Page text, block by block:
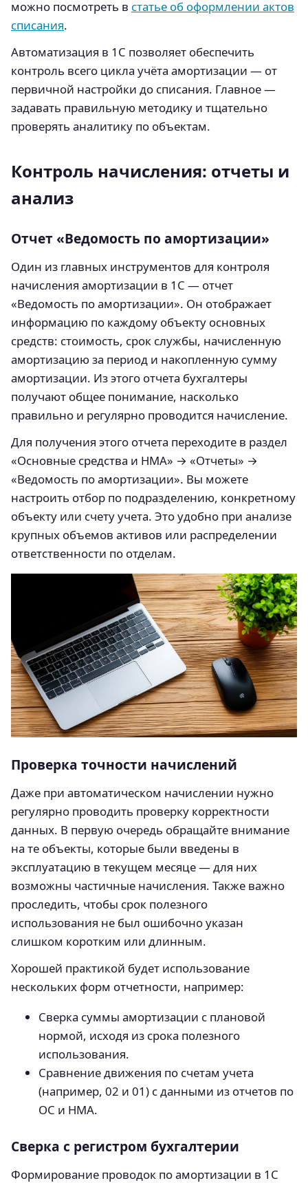
можно посмотреть в статье об оформлении актов
списания.
Автоматизация в 1С позволяет обеспечить
контроль всего цикла учёта амортизации — от
первичной настройки до списания. Главное —
задавать правильную методику и тщательно
проверять аналитику по объектам.
Контроль начисления: отчеты и
анализ
Отчет «Ведомость по амортизации»
Один из главных инструментов для контроля
начисления амортизации в 1С — отчет
«Ведомость по амортизации». Он отображает
информацию по каждому объекту основных
средств: стоимость, срок службы, начисленную
амортизацию за период и накопленную сумму
амортизации. Из этого отчета бухгалтеры
получают общее понимание, насколько
правильно и регулярно проводится начисление.
Для получения этого отчета переходите в раздел
«Основные средства и НМА» → «Отчеты» →
«Ведомость по амортизации». Вы можете
настроить отбор по подразделению, конкретному
объекту или счету учета. Это удобно при анализе
крупных объемов активов или распределении
ответственности по отделам.
Проверка точности начислений
Даже при автоматическом начислении нужно
регулярно проводить проверку корректности
данных. В первую очередь обращайте внимание
на те объекты, которые были введены в
эксплуатацию в текущем месяце — для них
возможны частичные начисления. Также важно
проследить, чтобы срок полезного
использования не был ошибочно указан
слишком коротким или длинным.
Хорошей практикой будет использование
нескольких форм отчетности, например:
Сверка суммы амортизации с плановой
нормой, исходя из срока полезного
использования.
Сравнение движения по счетам учета
(например, 02 и 01) с данными из отчетов по
ОС и НМА.
Сверка с регистром бухгалтерии
Формирование проводок по амортизации в 1С